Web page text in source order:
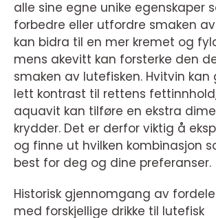
alle sine egne unike egenskaper
forbedre eller utfordre smaken
kan bidra til en mer kremet og
mens akevitt kan forsterke den
smaken av lutefisken. Hvitvin kan
lett kontrast til rettens
aquavit kan tilføre en ekstra
krydder. Det er derfor viktig å
og finne ut hvilken kombinasjon
best for deg og dine preferanser.
Historisk gjennomgang av
med forskjellige drikke til lutefisk